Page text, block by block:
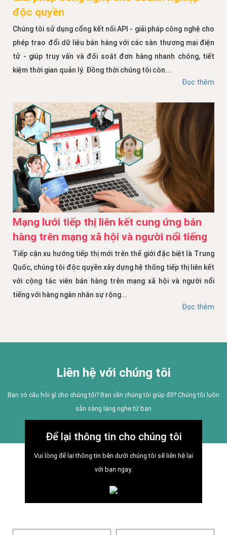
độc quyền
Chúng tôi sử dụng cổng kết nối API - giải pháp công nghệ cho
phép trao đổi dữ liệu bán hàng với các sàn thương mại điện
tử - giúp truy vấn và đối soát đơn hàng nhanh chóng, tiết
kiệm thời gian quản lý. Đồng thời chúng tôi còn...
Đọc thêm
Mạng lưới tiếp thị liên kết cung ứng bán
hàng trên mạng xã hội và người nổi tiếng
Tiếp cận xu hướng tiếp thị mới trên thế giới đặc biệt là Trung
Quốc, chúng tôi độc quyền xây dựng hệ thống tiếp thị liên kết
với cộng tác viên bán hàng trên mạng xã hội và người nổi
tiếng với hàng ngàn nhân sự rộng...
Đọc thêm
Liên hệ với chúng tôi
Bạn có câu hỏi gì cho chúng tôi? Bạn cần chúng tôi giúp đỡ? Chúng tôi luôn
sẵn sàng lắng nghe từ bạn
Để lại thông tin cho chúng tôi
Vui lòng để lại thông tin bên dưới chúng tôi sẽ liên hệ lại
với bạn ngay.